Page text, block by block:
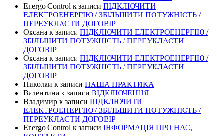
Energo Control к записи ПІДКЛЮЧИТИ
ЕЛЕКТРОЕНЕРГІЮ / ЗБІЛЬШИТИ ПОТУЖНІСТЬ /
ПЕРЕУКЛАСТИ ДОГОВІР
Оксана к записи ПІДКЛЮЧИТИ ЕЛЕКТРОЕНЕРГІЮ /
ЗБІЛЬШИТИ ПОТУЖНІСТЬ / ПЕРЕУКЛАСТИ
ДОГОВІР
Оксана к записи ПІДКЛЮЧИТИ ЕЛЕКТРОЕНЕРГІЮ /
ЗБІЛЬШИТИ ПОТУЖНІСТЬ / ПЕРЕУКЛАСТИ
ДОГОВІР
Николай к записи НАША ПРАКТИКА
Валентина к записи ВІДКЛЮЧЕННЯ
Владимир к записи ПІДКЛЮЧИТИ
ЕЛЕКТРОЕНЕРГІЮ / ЗБІЛЬШИТИ ПОТУЖНІСТЬ /
ПЕРЕУКЛАСТИ ДОГОВІР
Energo Control к записи ІНФОРМАЦІЯ ПРО НАС,